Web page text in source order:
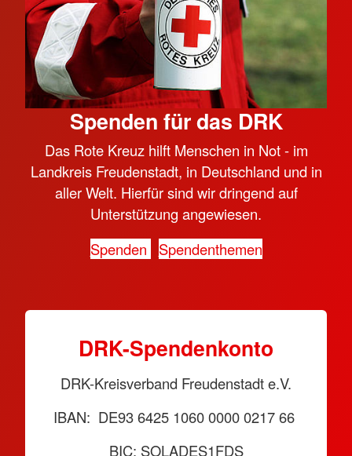
Spenden für das DRK
Das Rote Kreuz hilft Menschen in Not - im
Landkreis Freudenstadt, in Deutschland und in
aller Welt. Hierfür sind wir dringend auf
Unterstützung angewiesen.
Spenden
Spendenthemen
DRK-Spendenkonto
DRK-Kreisverband Freudenstadt e.V.
IBAN: DE93 6425 1060 0000 0217 66
BIC: SOLADES1FDS